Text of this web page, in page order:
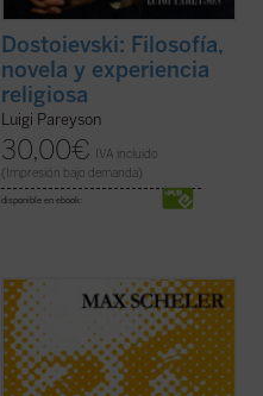
Dostoievski: Filosofía,
novela y experiencia
religiosa
Luigi Pareyson
30,00€
IVA incluido
(Impresión bajo demanda)
disponible en ebook:
Traducción del alemán por Julián Marías y
Javier Olmo.
Primera traducción completa al castellano
de una obra cumbre de la filosofía de la
religión del siglo XX. Max Scheler, un genio
de «estilo deslumbrante y seductor» que